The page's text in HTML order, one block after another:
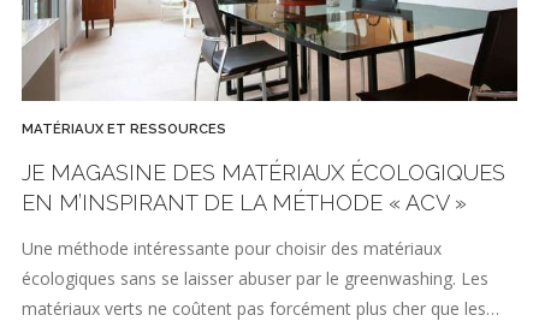
MATÉRIAUX ET RESSOURCES
JE MAGASINE DES MATÉRIAUX ÉCOLOGIQUES
EN M’INSPIRANT DE LA MÉTHODE « ACV »
Une méthode intéressante pour choisir des matériaux
écologiques sans se laisser abuser par le greenwashing. Les
matériaux verts ne coûtent pas forcément plus cher que les…